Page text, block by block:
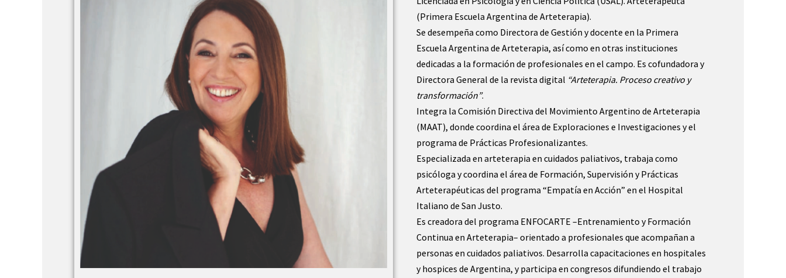
(Primera Escuela Argentina de Arteterapia).
Se desempeña como Directora de Gestión y docente en la Primera
Escuela Argentina de Arteterapia, así como en otras instituciones
dedicadas a la formación de profesionales en el campo. Es cofundadora y
Directora General de la revista digital “Arteterapia. Proceso creativo y
transformación”.
Integra la Comisión Directiva del Movimiento Argentino de Arteterapia
(MAAT), donde coordina el área de Exploraciones e Investigaciones y el
programa de Prácticas Profesionalizantes.
Especializada en arteterapia en cuidados paliativos, trabaja como
psicóloga y coordina el área de Formación, Supervisión y Prácticas
Arteterapéuticas del programa “Empatía en Acción” en el Hospital
Italiano de San Justo.
Es creadora del programa ENFOCARTE –Entrenamiento y Formación
Continua en Arteterapia– orientado a profesionales que acompañan a
personas en cuidados paliativos. Desarrolla capacitaciones en hospitales
y hospices de Argentina, y participa en congresos difundiendo el trabajo